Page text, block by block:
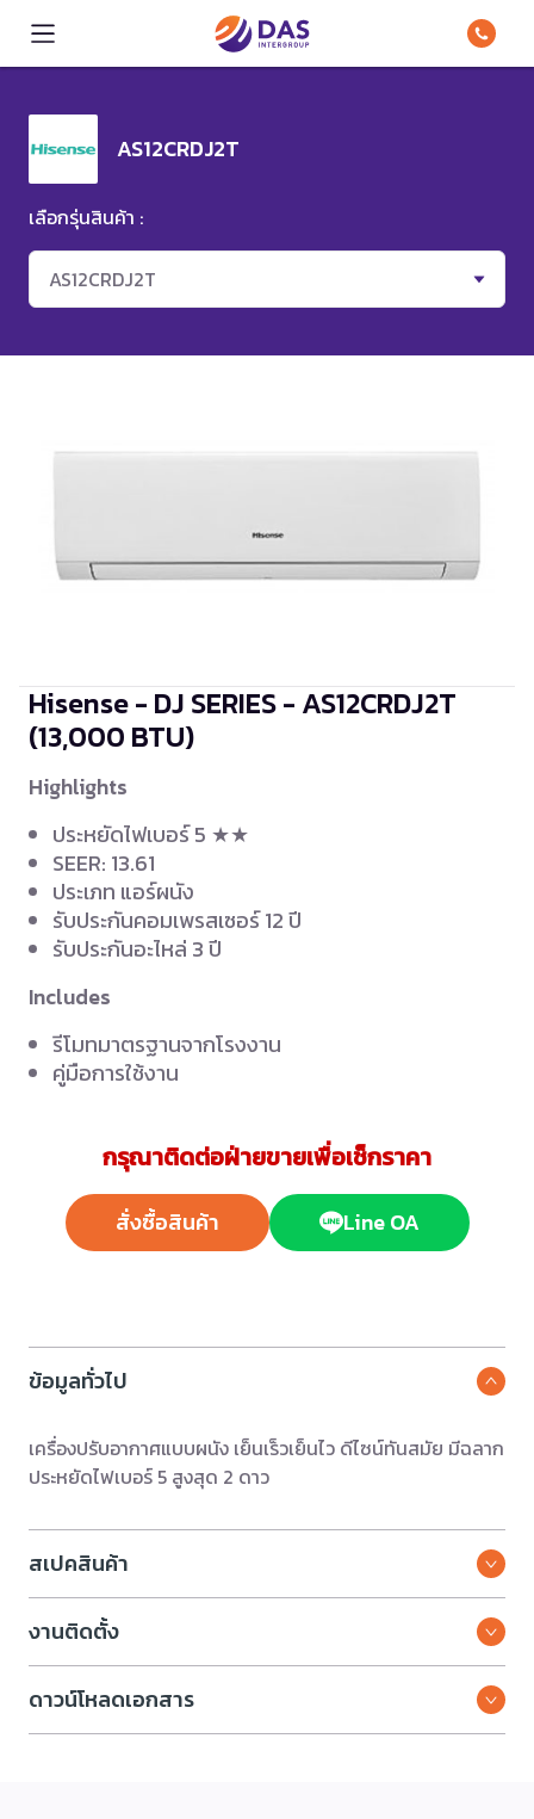
AS12CRDJ2T
เลือกรุ่นสินค้า :
AS12CRDJ2T
Hisense - DJ SERIES - AS12CRDJ2T
(13,000 BTU)
Highlights
ประหยัดไฟเบอร์ 5 ★★
SEER: 13.61
ประเภท แอร์ผนัง
รับประกันคอมเพรสเซอร์ 12 ปี
รับประกันอะไหล่ 3 ปี
Includes
รีโมทมาตรฐานจากโรงงาน
คู่มือการใช้งาน
กรุณาติดต่อฝ่ายขายเพื่อเช็กราคา
สั่งซื้อสินค้า Line OA
ข้อมูลทั่วไป
เครื่องปรับอากาศแบบผนัง เย็นเร็วเย็นไว ดีไซน์ทันสมัย มีฉลาก
ประหยัดไฟเบอร์ 5 สูงสุด 2 ดาว
สเปคสินค้า
งานติดตั้ง
ดาวน์โหลดเอกสาร